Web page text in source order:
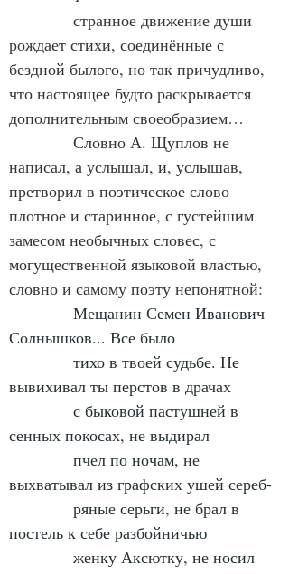
странное движение души
рождает стихи, соединённые с
бездной былого, но так причудливо,
что настоящее будто раскрывается
дополнительным своеобразием…
Словно А. Щуплов не
написал, а услышал, и, услышав,
претворил в поэтическое слово  –
плотное и старинное, с густейшим
замесом необычных словес, с
могущественной языковой властью,
словно и самому поэту непонятной:
Мещанин Семен Иванович
Солнышков... Все было
тихо в твоей судьбе. Не
вывихивал ты перстов в драчах
с быковой пастушней в
сенных покосах, не выдирал
пчел по ночам, не
выхватывал из графских ушей сереб-
ряные серьги, не брал в
постель к себе разбойничью
женку Аксютку, не носил